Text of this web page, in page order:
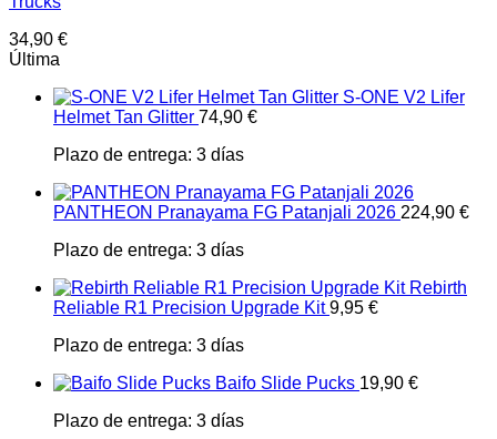
34,90 €
Última
S-ONE V2 Lifer
Helmet Tan Glitter 74,90 €
Plazo de entrega: 3 días
PANTHEON Pranayama FG Patanjali 2026 224,90 €
Plazo de entrega: 3 días
Rebirth
Reliable R1 Precision Upgrade Kit 9,95 €
Plazo de entrega: 3 días
Baifo Slide Pucks 19,90 €
Plazo de entrega: 3 días